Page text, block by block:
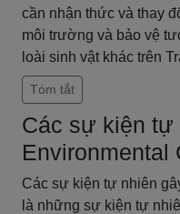
cần nhận thức và thay
môi trường và bảo vệ
loài sinh vật khác trên
Tóm tắt
Các sự kiện tự
Environmental
Các sự kiện tự nhiên
là những sự kiện tự